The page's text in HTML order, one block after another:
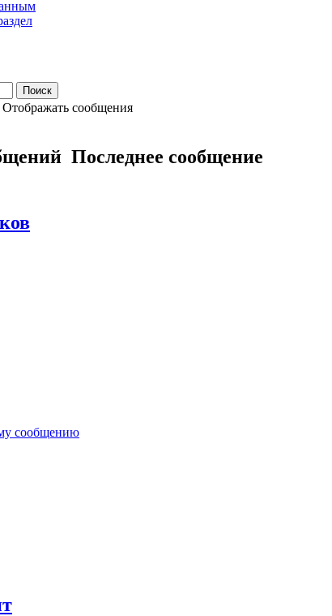
Отображать сообщения
Последнее сообщение